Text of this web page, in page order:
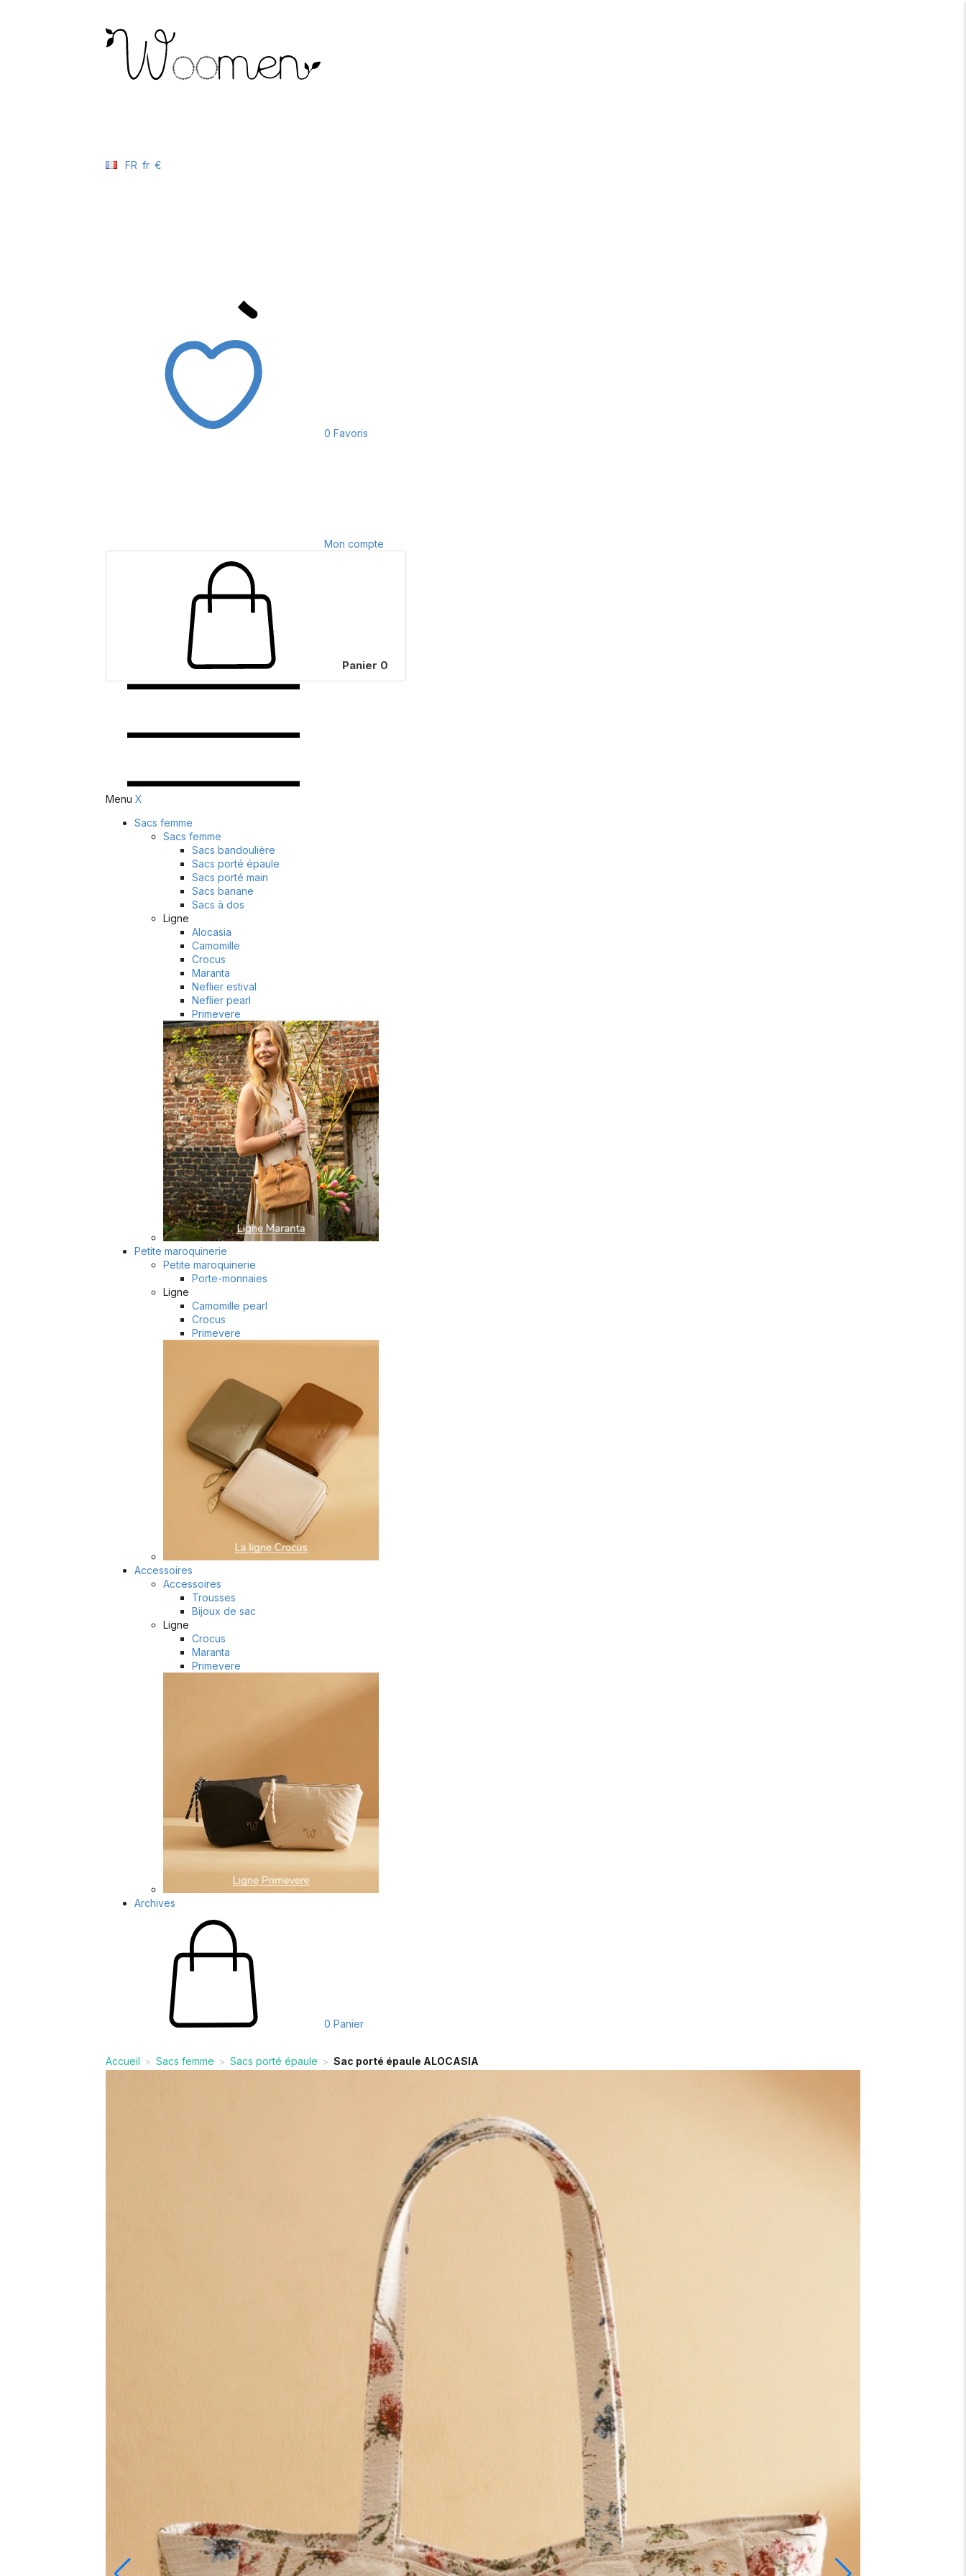
FR fr €
0 Favoris
Mon compte
Panier 0
Menu X
Sacs femme
Sacs femme
Sacs bandoulière
Sacs porté épaule
Sacs porté main
Sacs banane
Sacs à dos
Ligne
Alocasia
Camomille
Crocus
Maranta
Neflier estival
Neflier pearl
Primevere
Petite maroquinerie
Petite maroquinerie
Porte-monnaies
Ligne
Camomille pearl
Crocus
Primevere
Accessoires
Accessoires
Trousses
Bijoux de sac
Ligne
Crocus
Maranta
Primevere
Archives
0 Panier
Accueil > Sacs femme > Sacs porté épaule > Sac porté épaule ALOCASIA